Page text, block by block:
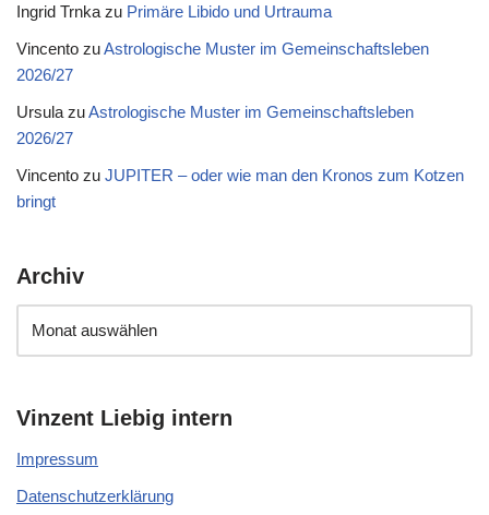
Ingrid Trnka zu Primäre Libido und Urtrauma
Vincento zuAstrologische Muster im Gemeinschaftsleben
2026/27
Ursula zuAstrologische Muster im Gemeinschaftsleben
2026/27
Vincento zu JUPITER – oder wie man den Kronos zum Kotzen
bringt
Archiv
Vinzent Liebig intern
Impressum
Datenschutzerklärung